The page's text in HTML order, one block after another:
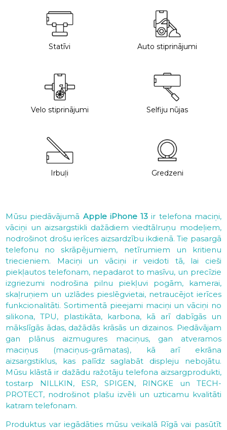
Statīvi Auto stiprinājumi
Velo stiprinājumi Selfiju nūjas
Irbuļi Gredzeni
Mūsu piedāvājumā Apple iPhone 13 ir telefona maciņi,
vāciņi un aizsargstikli dažādiem viedtālruņu modeļiem,
nodrošinot drošu ierīces aizsardzību ikdienā. Tie pasargā
telefonu no skrāpējumiem, netīrumiem un kritienu
triecieniem. Maciņi un vāciņi ir veidoti tā, lai cieši
piekļautos telefonam, nepadarot to masīvu, un precīzie
izgriezumi nodrošina pilnu piekļuvi pogām, kamerai,
skaļruņiem un uzlādes pieslēgvietai, netraucējot ierīces
funkcionalitāti. Sortimentā pieejami maciņi un vāciņi no
silikona, TPU, plastikāta, karbona, kā arī dabīgās un
mākslīgās ādas, dažādās krāsās un dizainos. Piedāvājam
gan plānus aizmugures maciņus, gan atveramos
maciņus (maciņus-grāmatas), kā arī ekrāna
aizsargstiklus, kas palīdz saglabāt displeju nebojātu.
Mūsu klāstā ir dažādu ražotāju telefona aizsargprodukti,
tostarp NILLKIN, ESR, SPIGEN, RINGKE un TECH-
PROTECT, nodrošinot plašu izvēli un uzticamu kvalitāti
katram telefonam.
Produktus var iegādāties mūsu veikalā Rīgā vai pasūtīt